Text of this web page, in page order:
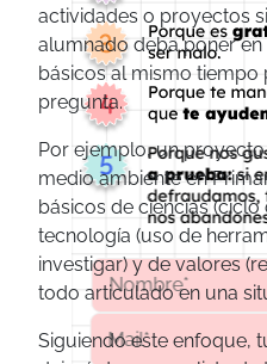
actividades o proyectos
alumnado deba poner
básicos al mismo tiempo
pregunta.
Por ejemplo, un
medio ambiente en
básicos de ciencias
tecnología (uso de
investigar) y de valores
todo articulado en una
Siguiendo este enfoque,